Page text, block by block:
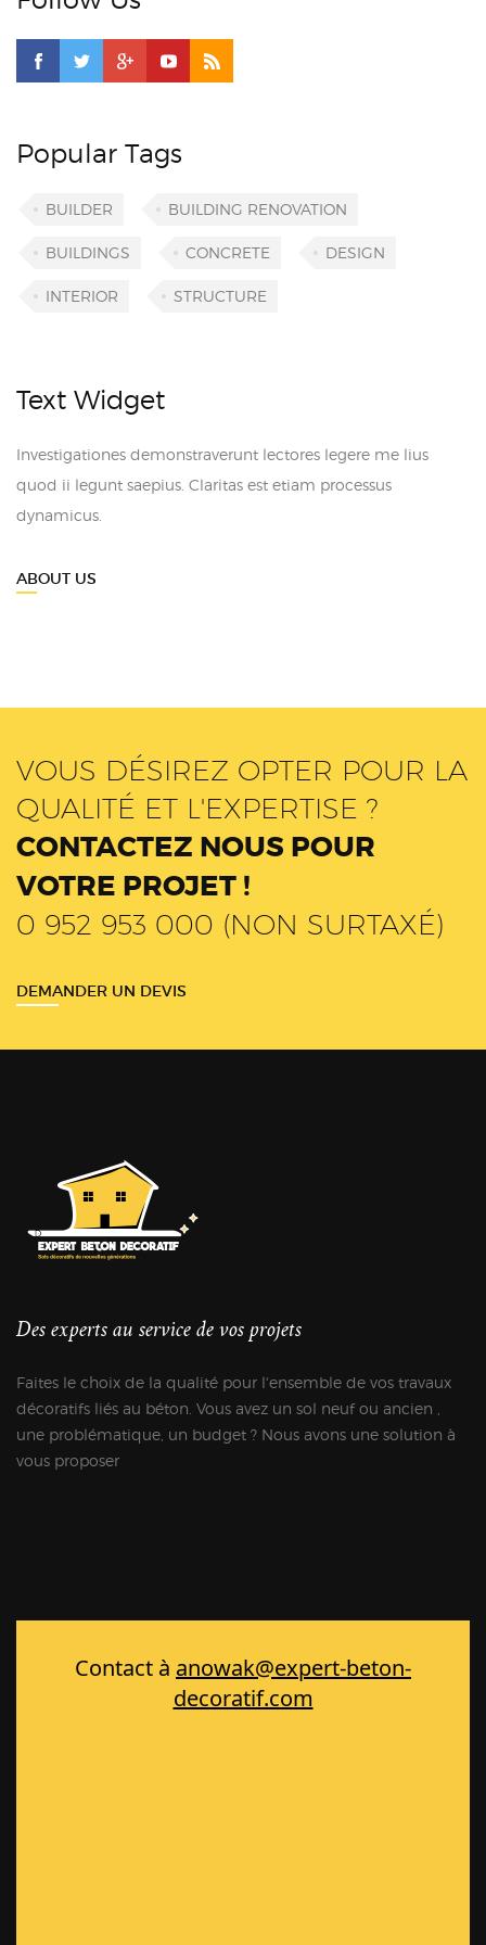
Popular Tags
BUILDER BUILDING RENOVATION
BUILDINGS CONCRETE DESIGN
INTERIOR STRUCTURE
Text Widget
Investigationes demonstraverunt lectores legere me lius
quod ii legunt saepius. Claritas est etiam processus
dynamicus.
ABOUT US
VOUS DÉSIREZ OPTER POUR LA
QUALITÉ ET L'EXPERTISE ?
CONTACTEZ NOUS POUR
VOTRE PROJET !
0 952 953 000 (NON SURTAXÉ)
DEMANDER UN DEVIS
Des experts au service de vos projets
Faites le choix de la qualité pour l'ensemble de vos travaux
décoratifs liés au béton. Vous avez un sol neuf ou ancien ,
une problématique, un budget ? Nous avons une solution à
vous proposer